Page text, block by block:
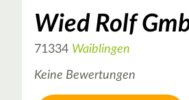
Wied Rolf
71334 Waiblingen
Keine Bewertungen